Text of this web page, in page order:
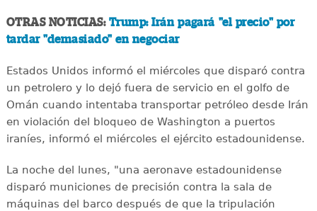
OTRAS NOTICIAS: Trump: Irán pagará "el precio" por
tardar "demasiado" en negociar
Estados Unidos informó el miércoles que disparó contra
un petrolero y lo dejó fuera de servicio en el golfo de
Omán cuando intentaba transportar petróleo desde Irán
en violación del bloqueo de Washington a puertos
iraníes, informó el miércoles el ejército estadounidense.
La noche del lunes, "una aeronave estadounidense
disparó municiones de precisión contra la sala de
máquinas del barco después de que la tripulación